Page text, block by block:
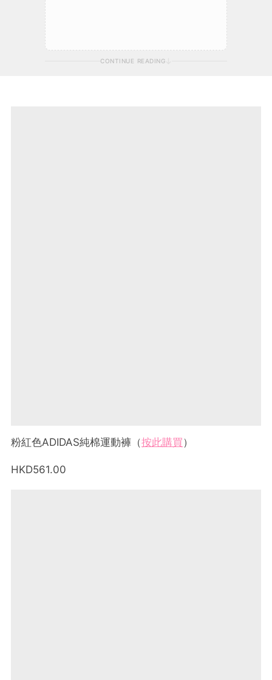
CONTINUE READING
粉紅色ADIDAS純棉運動褲（按此購買）
HKD561.00